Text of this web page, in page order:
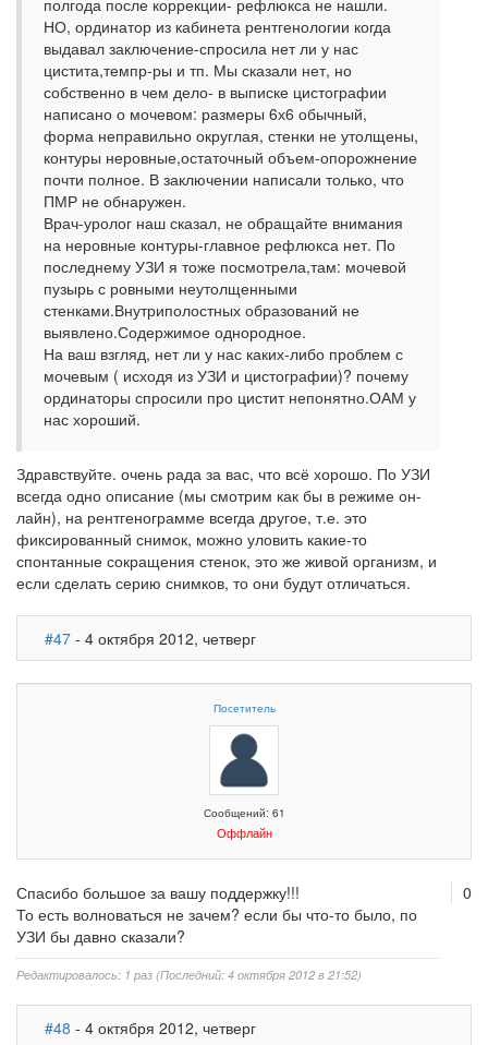
полгода после коррекции- рефлюкса не нашли.
НО, ординатор из кабинета рентгенологии когда
выдавал заключение-спросила нет ли у нас
цистита,темпр-ры и тп. Мы сказали нет, но
собственно в чем дело- в выписке цистографии
написано о мочевом: размеры 6х6 обычный,
форма неправильно округлая, стенки не утолщены,
контуры неровные,остаточный объем-опорожнение
почти полное. В заключении написали только, что
ПМР не обнаружен.
Врач-уролог наш сказал, не обращайте внимания
на неровные контуры-главное рефлюкса нет. По
последнему УЗИ я тоже посмотрела,там: мочевой
пузырь с ровными неутолщенными
стенками.Внутриполостных образований не
выявлено.Содержимое однородное.
На ваш взгляд, нет ли у нас каких-либо проблем с
мочевым ( исходя из УЗИ и цистографии)? почему
ординаторы спросили про цистит непонятно.ОАМ у
нас хороший.
Здравствуйте. очень рада за вас, что всё хорошо. По УЗИ
всегда одно описание (мы смотрим как бы в режиме он-
лайн), на рентгенограмме всегда другое, т.е. это
фиксированный снимок, можно уловить какие-то
спонтанные сокращения стенок, это же живой организм, и
если сделать серию снимков, то они будут отличаться.
#47 - 4 октября 2012, четверг
Посетитель
Сообщений: 61
Оффлайн
0
Спасибо большое за вашу поддержку!!!
То есть волноваться не зачем? если бы что-то было, по
УЗИ бы давно сказали?
Редактировалось: 1 раз (Последний: 4 октября 2012 в 21:52)
#48 - 4 октября 2012, четверг